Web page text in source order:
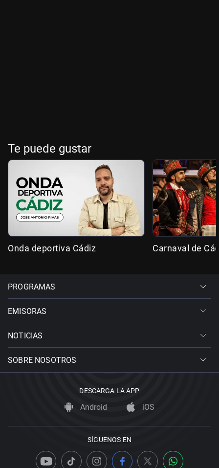
Te puede gustar
Onda deportiva Cádiz Carnaval de
PROGRAMAS
EMISORAS
NOTICIAS
SOBRE NOSOTROS
DESCARGA LA APP
Android iOS
SÍGUENOS EN